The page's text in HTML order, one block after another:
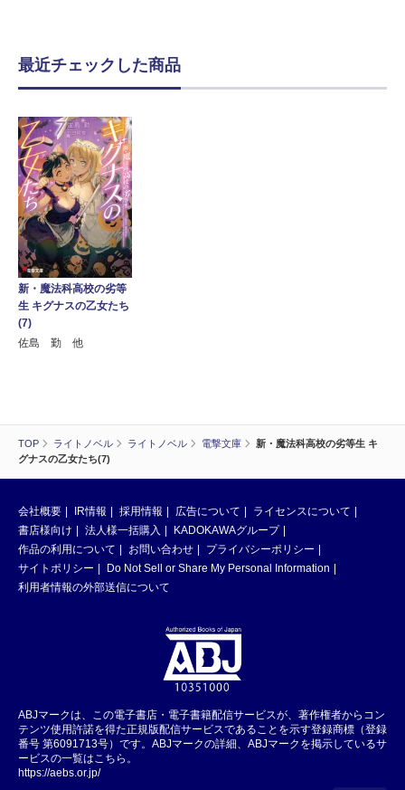
TOP ライトノベル ライトノベル 電撃文庫
新・魔法科高校の劣等生 キ
グナスの乙女たち(7)
最近チェックした商品
新・魔法科高校の劣等
生 キグナスの乙女たち
(7)
佐島 勤 他
会社概要 IR情報 採用情報 広告について
ライセンスについて
書店様向け
法人様一括購入
KADOKAWAグループ
作品の利用について
お問い合わせ
プライバシーポリシー
サイトポリシー
Do Not Sell or Share My Personal Information
利用者情報の外部送信について
ABJマークは、この電子書店・電子書籍配信サービスが、著作権者からコン
テンツ使用許諾を得た正規版配信サービスであることを示す登録商標（登録
番号 第6091713号）です。ABJマークの詳細、ABJマークを掲示しているサ
ービスの一覧はこちら。
https://aebs.or.jp/